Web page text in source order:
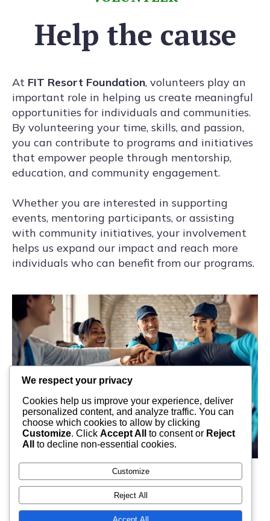
Help the cause
At FIT Resort Foundation, volunteers play an
important role in helping us create meaningful
opportunities for individuals and communities.
By volunteering your time, skills, and passion,
you can contribute to programs and initiatives
that empower people through mentorship,
education, and community engagement.
Whether you are interested in supporting
events, mentoring participants, or assisting
with community initiatives, your involvement
helps us expand our impact and reach more
individuals who can benefit from our programs.
2026 Charity Foundation. All Rights
We respect your privacy
Cookies help us improve your experience, deliver
personalized content, and analyze traffic. You can
choose which cookies to allow by clicking
Customize. Click Accept All to consent or Reject
All
to decline non-essential cookies.
Customize
Reject All